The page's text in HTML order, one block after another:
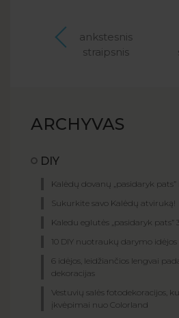
ankstesnis
straipsnis
ARCHYVAS
DIY
Kalėdų dovanų „pasidaryk pats”
Sukurkite savo Kalėdų atviruką!
Kaledu eglutės „pasidaryk pats”
10 DIY nuotraukų darymo idėjos
6 idėjos, leidžiančios lengvai
dekoracijas
Vestuvių salės fotodekoracijos,
įkvėpimai nuo Colorland